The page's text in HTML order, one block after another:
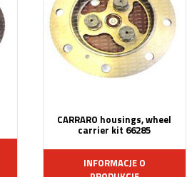
CARRARO housings, wheel
carrier kit 66285
INFORMACJE O